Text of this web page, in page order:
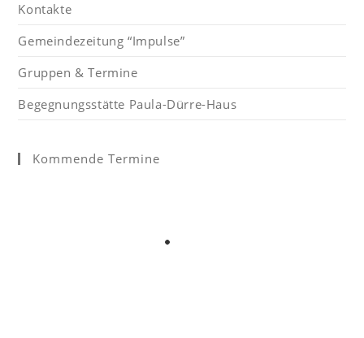
Kontakte
Gemeindezeitung “Impulse”
Gruppen & Termine
Begegnungsstätte Paula-Dürre-Haus
Kommende Termine